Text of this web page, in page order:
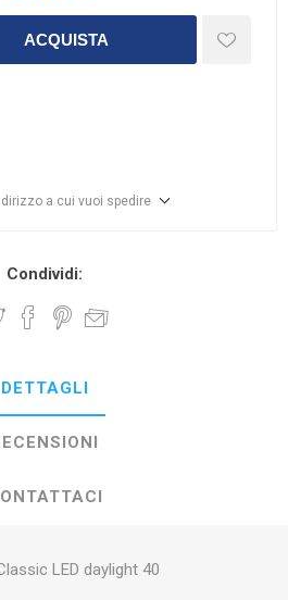
ACQUISTA
a cui vuoi spedire
Condividi:
DETTAGLI
LED daylight 40